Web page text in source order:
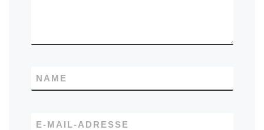
NAME
E-MAIL-ADRESSE